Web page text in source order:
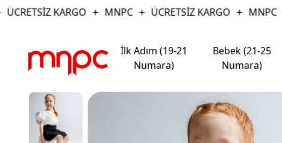
KARGO MNPC ÜCRETSİZ KARGO MNPC
İlk Adım (19-21
Numara)
Bebek (21-25
Numara)